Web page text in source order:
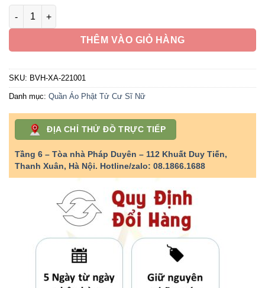
Bộ Vạt Hò Dành Cho Phật Tử Nam Nữ Đi Lễ Chùa, Vải Linen
THÊM VÀO GIỎ HÀNG
SKU: BVH-XA-221001
Danh mục: Quần Áo Phật Tử Cư Sĩ Nữ
ĐỊA CHỈ THỬ ĐỒ TRỰC TIẾP
Tầng 6 – Tòa nhà Pháp Duyên – 112 Khuất Duy Tiến,
Thanh Xuân, Hà Nội. Hotline/zalo: 08.1866.1688